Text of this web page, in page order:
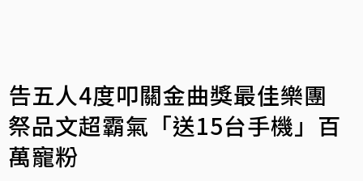
告五人4度叩關金曲獎最佳樂團
祭品文超霸氣「送15台手機」百
萬寵粉